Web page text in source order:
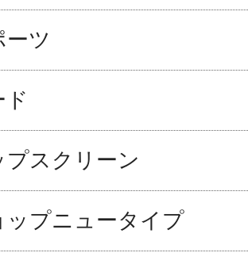
ツ
スクリーン
ップニュータイプ